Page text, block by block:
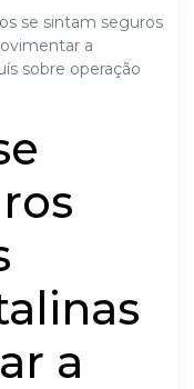
se sintam seguros
a
sobre operação
a